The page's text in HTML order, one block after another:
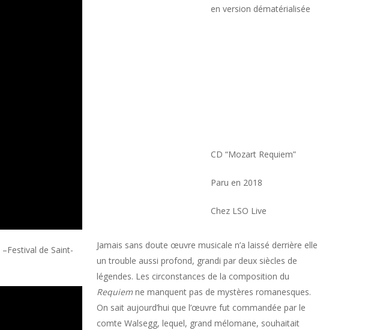
–Festival de Saint-
en version dématérialisée
CD “Mozart Requiem”
Paru en 2018
Chez LSO Live
Jamais sans doute œuvre musicale n’a laissé derrière elle
un trouble aussi profond, grandi par deux siècles de
légendes. Les circonstances de la composition du
Requiemne manquent pas de mystères romanesques.
On sait aujourd’hui que l’œuvre fut commandée par le
comte Walsegg, lequel, grand mélomane, souhaitait